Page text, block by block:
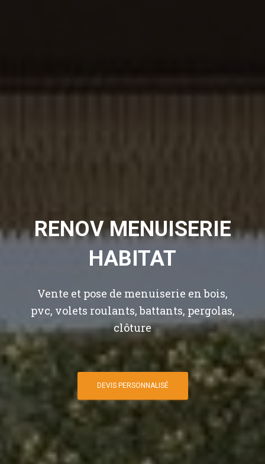
RENOV MENUISERIE
HABITAT
Vente et pose de menuiserie en bois,
pvc, volets roulants, battants, pergolas,
clôture
DEVIS PERSONNALISÉ